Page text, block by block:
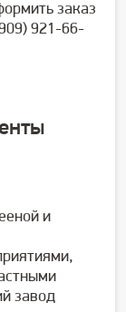
заказ
921-66-
и
завод